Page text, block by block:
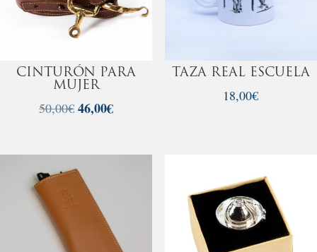
CINTURÓN PARA
MUJER
50,00€ El
50,00€.
46,00€El
TAZA REAL ESCUELA
18,00€